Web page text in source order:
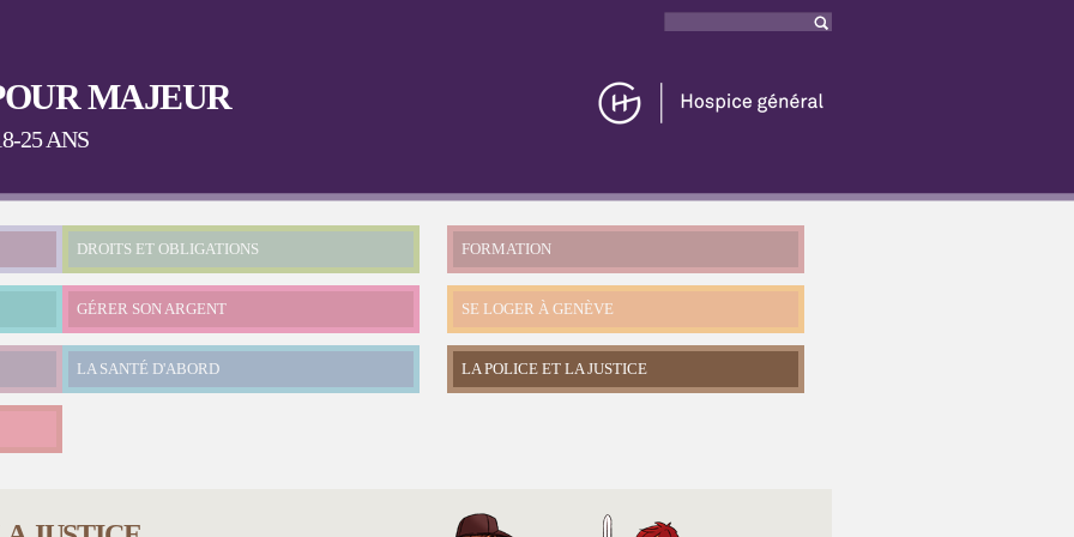
Formulaire
de recherche
Rechercher
MAJEUR
25 ANS
DROITS ET OBLIGATIONS FORMATION
GÉRER SON ARGENT SE LOGER À GENÈVE
LA SANTÉ D'ABORD LA POLICE ET LA JUSTICE